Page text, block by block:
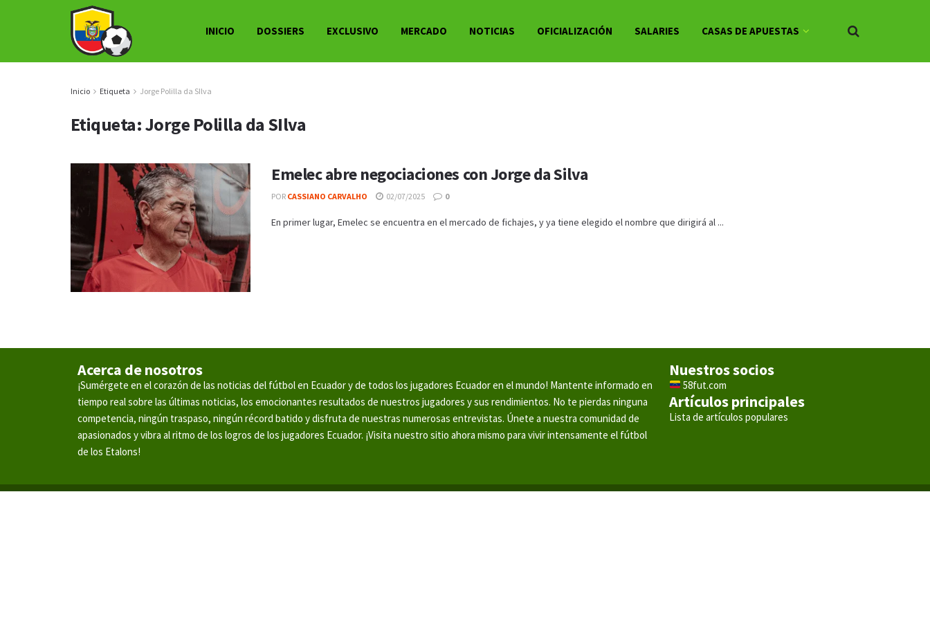
INICIO DOSSIERS EXCLUSIVO MERCADO NOTICIAS OFICIALIZACIÓN SALARIES CASAS DE APUESTAS
Inicio Etiqueta Jorge Polilla da SIlva
Etiqueta:Jorge Polilla da SIlva
Emelec abre negociaciones con Jorge da Silva
POR CASSIANO CARVALHO 02/07/2025 0
En primer lugar, Emelec se encuentra en el mercado de fichajes, y ya tiene elegido el nombre que dirigirá al ...
Acerca de nosotros
¡Sumérgete en el corazón de las noticias del fútbol en Ecuador y de todos los jugadores Ecuador en el mundo! Mantente informado en
tiempo real sobre las últimas noticias, los emocionantes resultados de nuestros jugadores y sus rendimientos. No te pierdas ninguna
competencia, ningún traspaso, ningún récord batido y disfruta de nuestras numerosas entrevistas. Únete a nuestra comunidad de
apasionados y vibra al ritmo de los logros de los jugadores Ecuador. ¡Visita nuestro sitio ahora mismo para vivir intensamente el fútbol
de los Etalons!
Nuestros socios
58fut.com
Artículos principales
Lista de artículos populares